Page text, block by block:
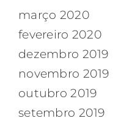
março 2020
fevereiro 2020
dezembro 2019
novembro 2019
outubro 2019
setembro 2019